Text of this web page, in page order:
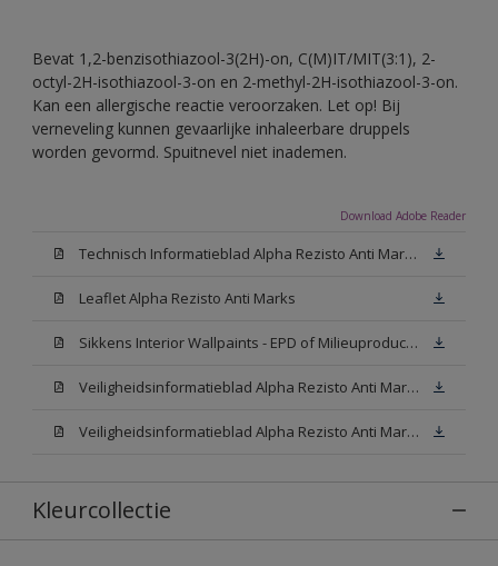
Bevat 1,2-benzisothiazool-3(2H)-on, C(M)IT/MIT(3:1), 2-
octyl-2H-isothiazool-3-on en 2-methyl-2H-isothiazool-3-on.
Kan een allergische reactie veroorzaken. Let op! Bij
verneveling kunnen gevaarlijke inhaleerbare druppels
worden gevormd. Spuitnevel niet inademen.
Download Adobe Reader
Technisch Informatieblad Alpha Rezisto Anti Marks (PDF)
Leaflet Alpha Rezisto Anti Marks
Sikkens Interior Wallpaints - EPD of Milieuproductverklaring
Veiligheidsinformatieblad Alpha Rezisto Anti Marks Mat White W05 (MSDS)
Veiligheidsinformatieblad Alpha Rezisto Anti Marks Mat N00 (MSDS)
Kleurcollectie